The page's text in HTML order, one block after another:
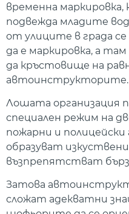
временна
подвежда младите
от улиците в града
да е маркировка, а
да кръстовище на
автоинструкторите.
Лошата организация
специален режим на
пожарни и
образуват
възпрепятстват
Затова
сложат адекватни